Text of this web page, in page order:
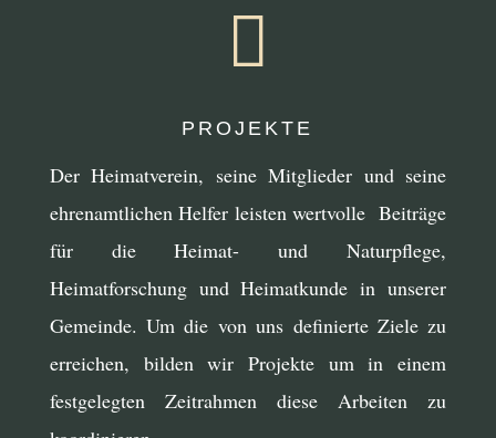

PROJEKTE
Der Heimatverein, seine Mitglieder und seine
ehrenamtlichen Helfer leisten wertvolle Beiträge
für die Heimat- und Naturpflege,
Heimatforschung und Heimatkunde in unserer
Gemeinde. Um die von uns definierte Ziele zu
erreichen, bilden wir Projekte um in einem
festgelegten Zeitrahmen diese Arbeiten zu